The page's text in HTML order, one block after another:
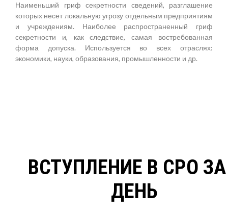
Наименьший гриф секретности сведений, разглашение
которых несет локальную угрозу отдельным предприятиям
и учреждениям. Наиболее распространенный гриф
секретности и, как следствие, самая востребованная
форма допуска. Используется во всех отраслях:
экономики, науки, образования, промышленности и др.
ВСТУПЛЕНИЕ В СРО
ДЕНЬ